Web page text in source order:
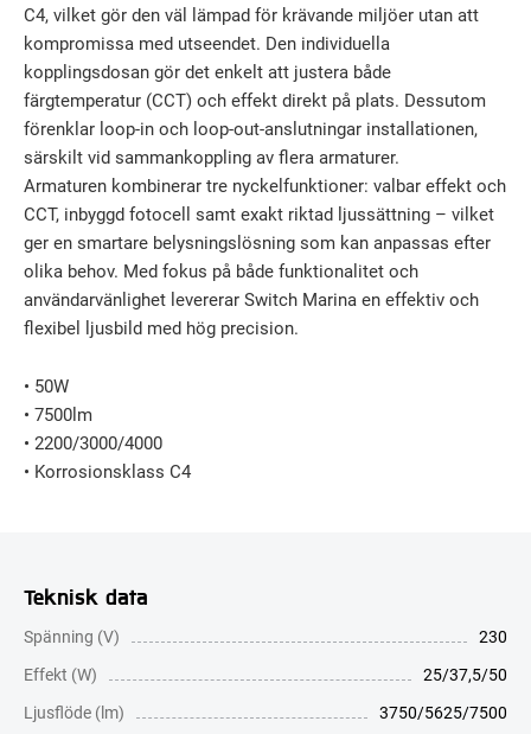
C4, vilket gör den väl lämpad för krävande miljöer utan att
kompromissa med utseendet. Den individuella
kopplingsdosan gör det enkelt att justera både
färgtemperatur (CCT) och effekt direkt på plats. Dessutom
förenklar loop-in och loop-out-anslutningar installationen,
särskilt vid sammankoppling av flera armaturer.
Armaturen kombinerar tre nyckelfunktioner: valbar effekt och
CCT, inbyggd fotocell samt exakt riktad ljussättning – vilket
ger en smartare belysningslösning som kan anpassas efter
olika behov. Med fokus på både funktionalitet och
användarvänlighet levererar Switch Marina en effektiv och
flexibel ljusbild med hög precision.
• 50W
• 7500lm
• 2200/3000/4000
• Korrosionsklass C4
Teknisk data
Spänning (V)
230
Effekt (W)
25/37,5/50
Ljusflöde (lm)
3750/5625/7500